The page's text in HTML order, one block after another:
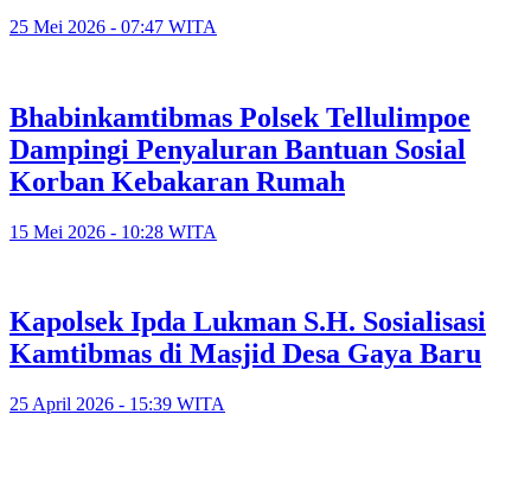
25 Mei 2026 - 07:47 WITA
Bhabinkamtibmas Polsek Tellulimpoe
Dampingi Penyaluran Bantuan Sosial
Korban Kebakaran Rumah
15 Mei 2026 - 10:28 WITA
Kapolsek Ipda Lukman S.H. Sosialisasi
Kamtibmas di Masjid Desa Gaya Baru
25 April 2026 - 15:39 WITA